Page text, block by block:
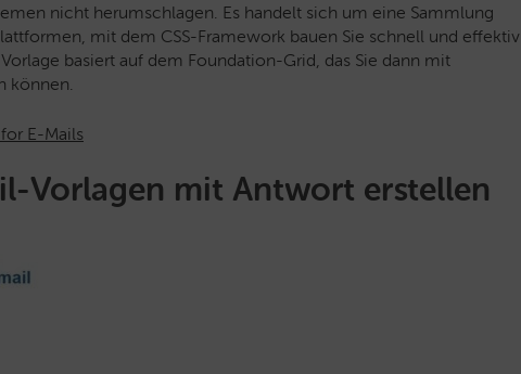
nicht herumschlagen. Es handelt sich um eine Sammlung
mit dem CSS-Framework bauen Sie schnell und effektiv
basiert auf dem Foundation-Grid, das Sie dann mit
können.
E-Mails
Vorlagen mit Antwort erstellen